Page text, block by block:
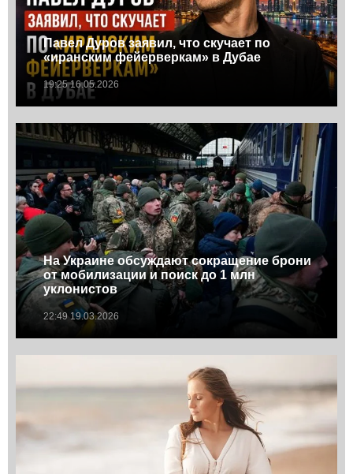
Павел Дуров заявил, что скучает по
«иранским фейерверкам» в Дубае
19:25 16.05.2026
На Украине обсуждают сокращение брони
от мобилизации и поиск до 1 млн
уклонистов
22:49 19.03.2026